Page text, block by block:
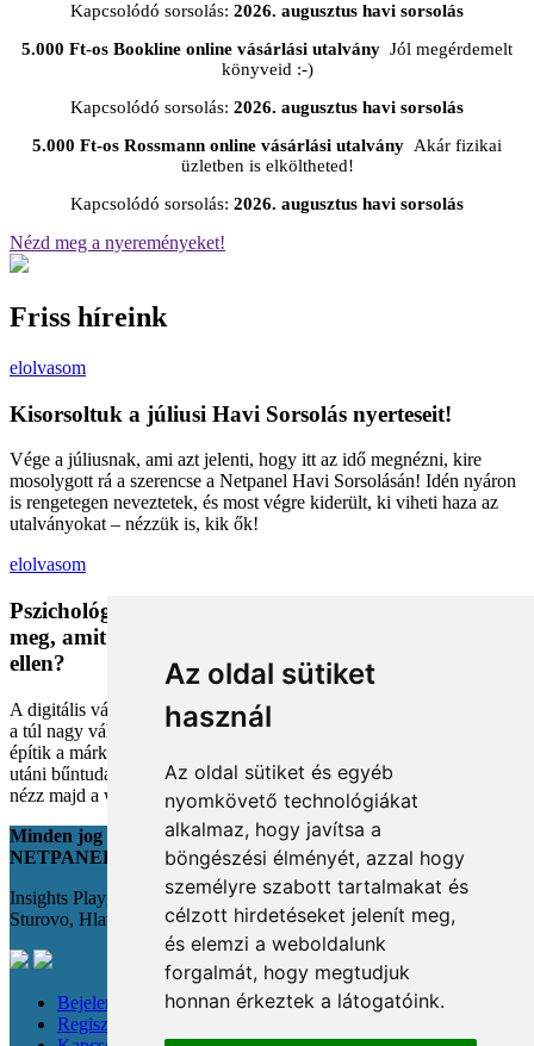
Az oldal sütiket
használ
Az oldal sütiket és egyéb
nyomkövető technológiákat
alkalmaz, hogy javítsa a
böngészési élményét, azzal hogy
személyre szabott tartalmakat és
célzott hirdetéseket jelenít meg,
és elemzi a weboldalunk
forgalmát, hogy megtudjuk
honnan érkeztek a látogatóink.
Kapcsolódó sorsolás: 2026. augusztus havi sorsolás
5.000 Ft-os Bookline online vásárlási utalvány Jól megérdemelt
könyveid :-)
Kapcsolódó sorsolás: 2026. augusztus havi sorsolás
5.000 Ft-os Rossmann online vásárlási utalvány Akár fizikai
üzletben is elköltheted!
Kapcsolódó sorsolás: 2026. augusztus havi sorsolás
Nézd meg a nyereményeket!
Friss híreink
elolvasom
Kisorsoltuk a júliusi Havi Sorsolás nyerteseit!
Vége a júliusnak, ami azt jelenti, hogy itt az idő megnézni, kire
mosolygott rá a szerencse a Netpanel Havi Sorsolásán! Idén nyáron
is rengetegen neveztetek, és most végre kiderült, ki viheti haza az
utalványokat – nézzük is, kik ők!
elolvasom
Pszichológiai trükkök a kosárban: Miért vesszük
meg, amit megveszünk, és mit tehetünk a bűntudat
ellen?
A digitális vásárlás kényelmes, de tele van pszichológiai csapdákkal
a túl nagy választéktól a hosszas böngészésig. Megmutatjuk, hogyan
építik a márkák a bizalmadat online, és miként kerüld el a vásárlás
utáni bűntudatot tudatos döntésekkel. Készülj fel, hogy máshogy
nézz majd a webshopokra!
Minden jog fenntartva
NETPANEL
Insights Playground s.r.o.;
Sturovo, Hlavná 22., 943 01
Bejelentkezés
Regisztráció